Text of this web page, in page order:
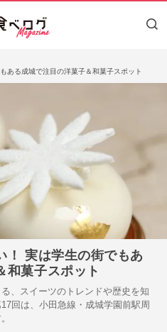
ある成城で注目の洋菓子＆和菓子スポット
！ 実は学生の街でもあ
和菓子スポット
、スイーツのトレンドや歴史を知
回は、小田急線・成城学園前駅周